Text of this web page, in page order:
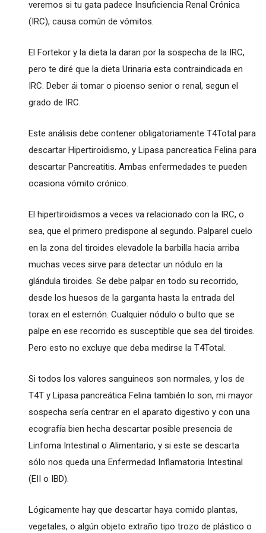
veremos si tu gata padece Insuficiencia Renal Crónica
(IRC), causa común de vómitos.
El Fortekor y la dieta la daran por la sospecha de la IRC,
pero te diré que la dieta Urinaria esta contraindicada en
IRC. Deber ái tomar o pioenso senior o renal, segun el
grado de IRC.
Este análisis debe contener obligatoriamente T4Total para
descartar Hipertiroidismo, y Lipasa pancreatica Felina para
descartar Pancreatitis. Ambas enfermedades te pueden
ocasiona vómito crónico.
El hipertiroidismos a veces va relacionado con la IRC, o
sea, que el primero predispone al segundo. Palparel cuelo
en la zona del tiroides elevadole la barbilla hacia arriba
muchas veces sirve para detectar un nódulo en la
glándula tiroides. Se debe palpar en todo su recorrido,
desde los huesos de la garganta hasta la entrada del
torax en el esternón. Cualquier nódulo o bulto que se
palpe en ese recorrido es susceptible que sea del tiroides.
Pero esto no excluye que deba medirse la T4Total.
Si todos los valores sanguineos son normales, y los de
T4T y Lipasa pancreática Felina también lo son, mi mayor
sospecha sería centrar en el aparato digestivo y con una
ecografía bien hecha descartar posible presencia de
Linfoma Intestinal o Alimentario, y si este se descarta
sólo nos queda una Enfermedad Inflamatoria Intestinal
(EII o IBD).
Lógicamente hay que descartar haya comido plantas,
vegetales, o algún objeto extraño tipo trozo de plástico o